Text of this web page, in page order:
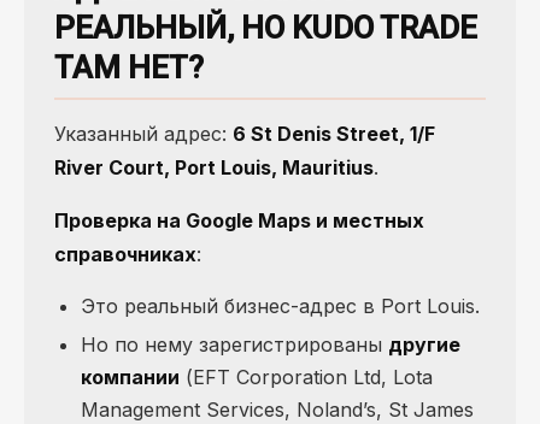
РЕАЛЬНЫЙ, НО KUDO TRADE
ТАМ НЕТ?
Указанный адрес: 6 St Denis Street, 1/F
River Court, Port Louis, Mauritius.
Проверка на Google Maps и местных
справочниках:
Это реальный бизнес-адрес в Port Louis.
Но по нему зарегистрированы другие
компании (EFT Corporation Ltd, Lota
Management Services, Noland’s, St James